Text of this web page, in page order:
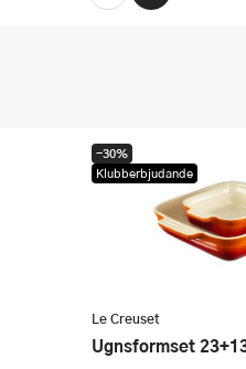
Le Creuset
Ugnsformset
-30%
Klubberbjudande